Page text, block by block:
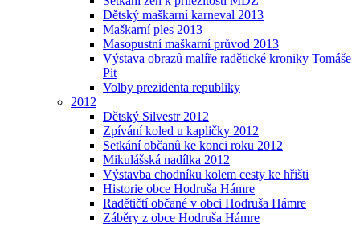
Dětský maškarní karneval 2013
Maškarní ples 2013
Masopustní maškarní průvod 2013
Výstava obrazů malíře radětické kroniky Tomáše
Pit
Volby prezidenta republiky
2012
Dětský Silvestr 2012
Zpívání koled u kapličky 2012
Setkání občanů ke konci roku 2012
Mikulášská nadílka 2012
Výstavba chodníku kolem cesty ke hřišti
Historie obce Hodruša Hámre
Radětičtí občané v obci Hodruša Hámre
Záběry z obce Hodruša Hámre